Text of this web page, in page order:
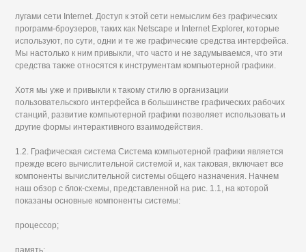
лугами сети Internet. Доступ к этой сети немыслим без графических
программ-броузеров, таких как Netscape и Internet Explorer, которые
используют, по сути, одни и те же графические средства интерфейса.
Мы настолько к ним привыкли, что часто и не задумываемся, что эти
средства также относятся к инструментам компьютерной графики.
Хотя мы уже и привыкли к такому стилю в организации
пользовательского интерфейса в большинстве графических рабочих
станций, развитие компьютерной графики позволяет использовать и
другие формы интерактивного взаимодействия.
1.2. Графическая система Система компьютерной графики является
прежде всего вычислительной системой и, как таковая, включает все
компоненты вычислительной системы общего назначения. Начнем
наш обзор с блок-схемы, представленной на рис. 1.1, на которой
показаны основные компоненты системы:
процессор;
память;